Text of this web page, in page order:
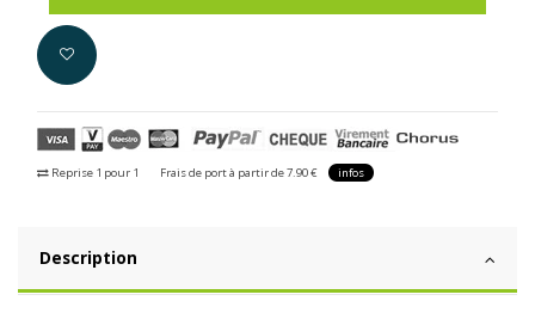
Reprise 1 pour 1 Frais de port à partir de 7.90 € infos
Description